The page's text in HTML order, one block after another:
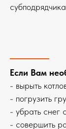
Если Вам
- вырыть
- погрузить
- убрать снег
- совершить